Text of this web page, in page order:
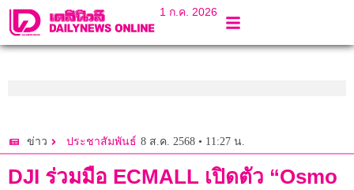
1 ก.ค. 2026
ข่าว ประชาสัมพันธ์ 8 ส.ค. 2568 • 11:27 น.
DJI ร่วมมือ ECMALL เปิดตัว “Osmo